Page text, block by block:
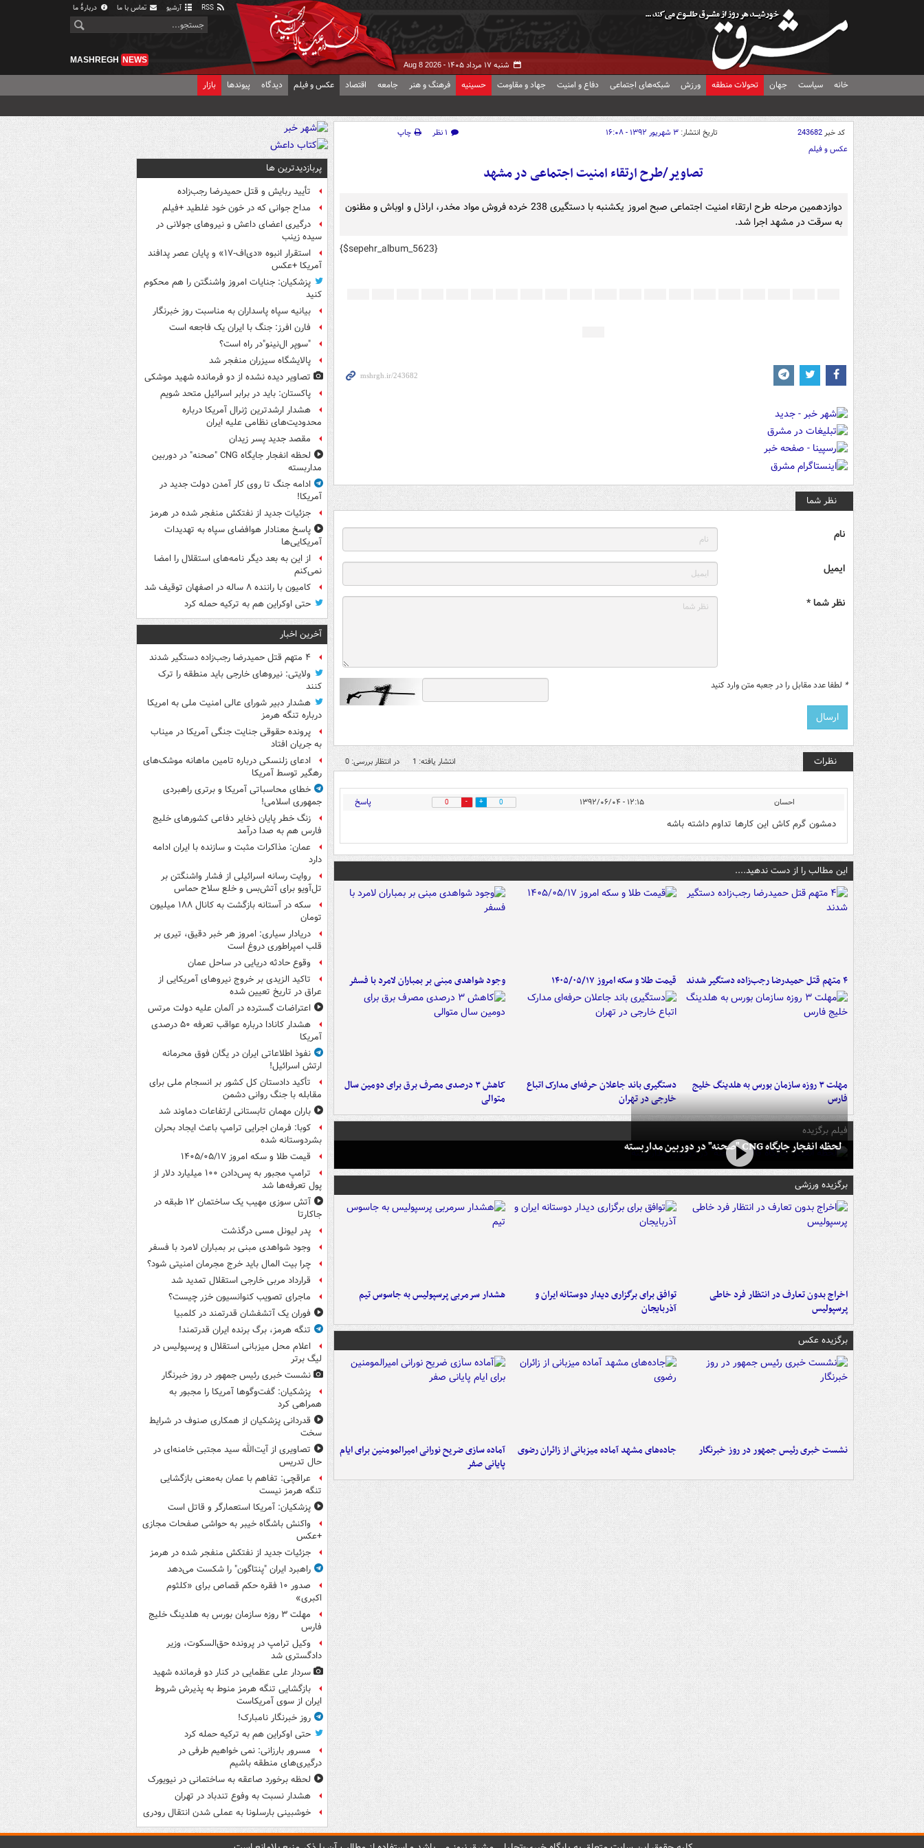
آرشیو تماس با ما دربارهٔ ما
شنبه ۱۷ مرداد ۱۴۰۵ - Aug 8 2026
MASHREGH NEWS
خانه سیاست جهان تحولات منطقه ورزش شبکه‌های اجتماعی دفاع و امنیت جهاد و مقاومت حسینیه فرهنگ و هنر جامعه اقتصاد عکس و فیلم دیدگاه پیوندها بازار
کد خبر243682 تاریخ انتشار: ۳ شهریور ۱۳۹۲ - ۱۶:۰۸ ۱ نظر
چاپ
عکس و فیلم
تصاویر/طرح ارتقاء امنیت اجتماعی در مشهد
دوازدهمین مرحله طرح ارتقاء امنیت اجتماعی صبح امروز یکشنبه با دستگیری 238 خرده فروش مواد مخدر، اراذل و اوباش و مظنون
به سرقت در مشهد اجرا شد.
{$sepehr_album_5623}
نظر شما
نام
ایمیل
نظر شما *
* لطفا عدد مقابل را در جعبه متن وارد کنید
نظرات انتشار یافته: 1 در انتظار بررسی: 0
احسان ۱۲:۱۵ - ۱۳۹۲/۰۶/۰۴ 0
0 پاسخ
دمشون گرم کاش این کارها تداوم داشته باشه
این مطالب را از دست ندهید....
۴ متهم قتل حمیدرضا رجب‌زاده دستگیر شدند قیمت طلا و سکه امروز ۱۴۰۵/۰۵/۱۷ وجود شواهدی مبنی بر بمباران لامرد با فسفر
مهلت ۳ روزه سازمان بورس به هلدینگ خلیج
فارس
دستگیری باند جاعلان حرفه‌ای مدارک اتباع
خارجی در تهران
کاهش ۳ درصدی مصرف برق برای دومین سال
متوالی
فیلم برگزیده
لحظه انفجار جایگاه CNG "صحنه" در دوربین مداربسته
برگزیده ورزشی
اخراج بدون تعارف در انتظار فرد خاطی
پرسپولیس
توافق برای برگزاری دیدار دوستانه ایران و
آذربایجان
هشدار سرمربی پرسپولیس به جاسوس تیم
برگزیده عکس
نشست خبری رئیس جمهور در روز خبرنگار جاده‌های مشهد آماده میزبانی از زائران رضوی
آماده سازی ضریح نورانی امیرالمومنین برای ایام
پایانی صفر
پربازدیدترین ها
تأیید ربایش و قتل حمیدرضا رجب‌زاده
مداح جوانی که در خون خود غلطید +فیلم
درگیری اعضای داعش و نیروهای جولانی در
سیده زینب
استقرار انبوه «دی‌اف‑۱۷» و پایان عصر پدافند
آمریکا +عکس
پزشکیان: جنایات امروز واشنگتن را هم محکوم
کنید
بیانیه سپاه پاسداران به مناسبت روز خبرنگار
فارن افرز: جنگ با ایران یک فاجعه است
"سوپر ال‌نینو"در راه است؟
پالایشگاه سیزران منفجر شد
تصاویر دیده‌ نشده از دو فرمانده شهید موشکی
پاکستان: باید در برابر اسرائیل متحد شویم
هشدار ارشدترین ژنرال آمریکا درباره
محدودیت‌های نظامی علیه ایران
مقصد جدید پسر زیدان
لحظه انفجار جایگاه CNG "صحنه" در دوربین
مداربسته
ادامه جنگ تا روی کار آمدن دولت جدید در
آمریکا!
جزئیات جدید از نفتکش منفجر شده در هرمز
پاسخ معنادار هوافضای سپاه به تهدیدات
آمریکایی‌ها
از این به بعد دیگر نامه‌های استقلال را امضا
نمی‌کنم
کامیون با راننده ۸ ساله در اصفهان توقیف شد
حتی اوکراین هم به ترکیه حمله کرد
آخرین اخبار
۴ متهم قتل حمیدرضا رجب‌زاده دستگیر شدند
ولایتی: نیروهای خارجی باید منطقه را ترک
کنند
هشدار دبیر شورای عالی امنیت ملی به امریکا
درباره تنگه هرمز
پرونده حقوقی جنایت جنگی آمریکا در میناب
به جریان افتاد
ادعای زلنسکی درباره تامین ماهانه موشک‌های
رهگیر توسط آمریکا
خطای محاسباتی آمریکا و برتری راهبردی
جمهوری اسلامی!
زنگ خطر پایان ذخایر دفاعی کشورهای خلیج
فارس هم به صدا درآمد
عمان: مذاکرات مثبت و سازنده با ایران ادامه
دارد
روایت رسانه اسرائیلی از فشار واشنگتن بر
تل‌آویو برای آتش‌بس و خلع سلاح حماس
سکه در آستانه بازگشت به کانال ۱۸۸ میلیون
تومان
دریادار سیاری: امروز هر خبر دقیق، تیری بر
قلب امپراطوری دروغ است
وقوع حادثه دریایی در ساحل عمان
تاکید الزیدی بر خروج نیروهای آمریکایی از
عراق در تاریخ تعیین شده
اعتراضات گسترده در آلمان علیه دولت مرتس
هشدار کانادا درباره عواقب تعرفه ۵۰ درصدی
آمریکا
نفوذ اطلاعاتی ایران در یگان فوق محرمانه
ارتش اسرائیل!
تأکید دادستان کل کشور بر انسجام ملی برای
مقابله با جنگ روانی دشمن
باران مهمان تابستانی ارتفاعات دماوند شد
کوبا: فرمان اجرایی ترامپ باعث ایجاد بحران
بشردوستانه شده
قیمت طلا و سکه امروز ۱۴۰۵/۰۵/۱۷
ترامپ مجبور به پس‌دادن ۱۰۰ میلیارد دلار از
پول تعرفه‌ها شد
آتش سوزی مهیب یک ساختمان ۱۲ طبقه در
جاکارتا
پدر لیونل مسی درگذشت
وجود شواهدی مبنی بر بمباران لامرد با فسفر
چرا بیت المال باید خرج مجرمان امنیتی شود؟
قرارداد مربی خارجی استقلال تمدید شد
ماجرای تصویب کنوانسیون خزر چیست؟
فوران یک آتشفشان قدرتمند در کلمبیا
تنگه هرمز، برگ برنده ایران قدرتمند!
اعلام محل میزبانی استقلال و پرسپولیس در
لیگ برتر
نشست خبری رئیس جمهور در روز خبرنگار
پزشکیان: گفت‌وگوها آمریکا را مجبور به
همراهی کرد
قدردانی پزشکیان از همکاری صنوف در شرایط
سخت
تصاویری از آیت‌الله سید مجتبی خامنه‌ای در
حال تدریس
عراقچی: تفاهم با عمان به‌معنی بازگشایی
تنگه هرمز نیست
پزشکیان: آمریکا استعمارگر و قاتل است
واکنش باشگاه خیبر به حواشی صفحات مجازی
+عکس
جزئیات جدید از نفتکش منفجر شده در هرمز
راهبرد ایران "پنتاگون" را شکست می‌دهد
صدور ۱۰ فقره حکم قصاص برای «کلثوم
اکبری»
مهلت ۳ روزه سازمان بورس به هلدینگ خلیج
فارس
وکیل ترامپ در پرونده حق‌السکوت، وزیر
دادگستری شد
سردار علی عظمایی در کنار دو فرمانده شهید
بازگشایی تنگه هرمز منوط به پذیرش شروط
ایران از سوی آمریکاست
روز خبرنگار نامبارک!
حتی اوکراین هم به ترکیه حمله کرد
مسرور بارزانی: نمی خواهیم طرفی در
درگیری‌های منطقه باشیم
لحظه برخورد صاعقه به ساختمانی در نیویورک
هشدار نسبت به وفوع تندباد در تهران
خوشبینی بارسلونا به عملی شدن انتقال رودری